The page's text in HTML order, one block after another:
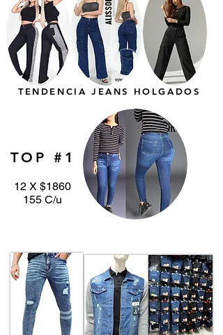
TENDENCIA JEANS HOLGADOS
12 X $1860
155 C/u
TOP #1